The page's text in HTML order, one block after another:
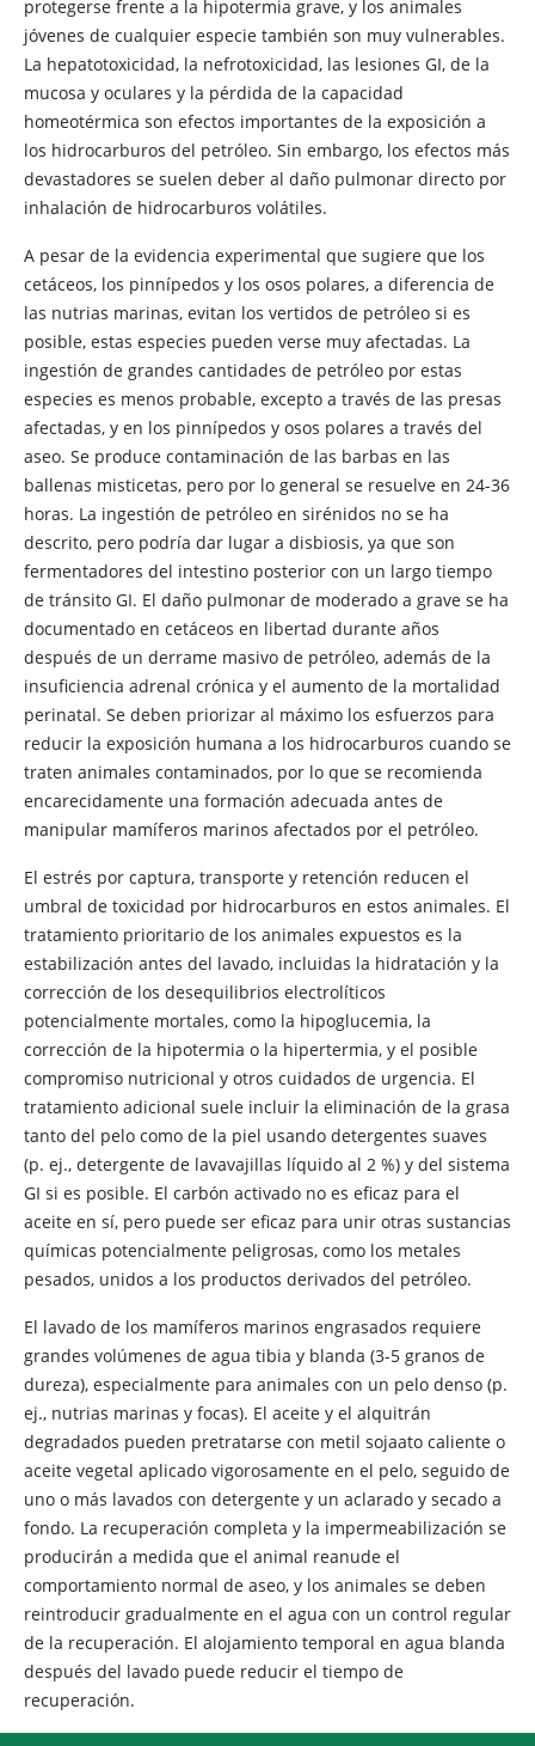
protegerse frente a la hipotermia grave, y los animales
jóvenes de cualquier especie también son muy vulnerables.
La hepatotoxicidad, la nefrotoxicidad, las lesiones GI, de la
mucosa y oculares y la pérdida de la capacidad
homeotérmica son efectos importantes de la exposición a
los hidrocarburos del petróleo. Sin embargo, los efectos más
devastadores se suelen deber al daño pulmonar directo por
inhalación de hidrocarburos volátiles.
A pesar de la evidencia experimental que sugiere que los
cetáceos, los pinnípedos y los osos polares, a diferencia de
las nutrias marinas, evitan los vertidos de petróleo si es
posible, estas especies pueden verse muy afectadas. La
ingestión de grandes cantidades de petróleo por estas
especies es menos probable, excepto a través de las presas
afectadas, y en los pinnípedos y osos polares a través del
aseo. Se produce contaminación de las barbas en las
ballenas misticetas, pero por lo general se resuelve en 24-36
horas. La ingestión de petróleo en sirénidos no se ha
descrito, pero podría dar lugar a disbiosis, ya que son
fermentadores del intestino posterior con un largo tiempo
de tránsito GI. El daño pulmonar de moderado a grave se ha
documentado en cetáceos en libertad durante años
después de un derrame masivo de petróleo, además de la
insuficiencia adrenal crónica y el aumento de la mortalidad
perinatal. Se deben priorizar al máximo los esfuerzos para
reducir la exposición humana a los hidrocarburos cuando se
traten animales contaminados, por lo que se recomienda
encarecidamente una formación adecuada antes de
manipular mamíferos marinos afectados por el petróleo.
El estrés por captura, transporte y retención reducen el
umbral de toxicidad por hidrocarburos en estos animales. El
tratamiento prioritario de los animales expuestos es la
estabilización antes del lavado, incluidas la hidratación y la
corrección de los desequilibrios electrolíticos
potencialmente mortales, como la hipoglucemia, la
corrección de la hipotermia o la hipertermia, y el posible
compromiso nutricional y otros cuidados de urgencia. El
tratamiento adicional suele incluir la eliminación de la grasa
tanto del pelo como de la piel usando detergentes suaves
(p. ej., detergente de lavavajillas líquido al 2 %) y del sistema
GI si es posible. El carbón activado no es eficaz para el
aceite en sí, pero puede ser eficaz para unir otras sustancias
químicas potencialmente peligrosas, como los metales
pesados, unidos a los productos derivados del petróleo.
El lavado de los mamíferos marinos engrasados requiere
grandes volúmenes de agua tibia y blanda (3-5 granos de
dureza), especialmente para animales con un pelo denso (p.
ej., nutrias marinas y focas). El aceite y el alquitrán
degradados pueden pretratarse con metil sojaato caliente o
aceite vegetal aplicado vigorosamente en el pelo, seguido de
uno o más lavados con detergente y un aclarado y secado a
fondo. La recuperación completa y la impermeabilización se
producirán a medida que el animal reanude el
comportamiento normal de aseo, y los animales se deben
reintroducir gradualmente en el agua con un control regular
de la recuperación. El alojamiento temporal en agua blanda
después del lavado puede reducir el tiempo de
recuperación.